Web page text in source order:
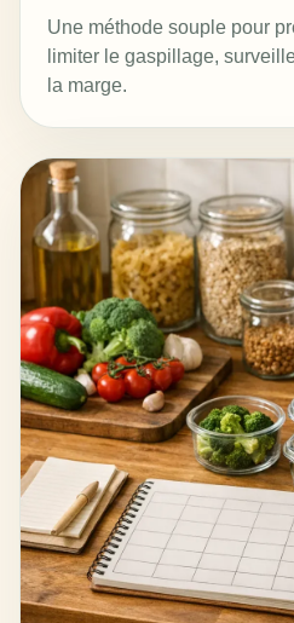
Une méthode souple pour
limiter le gaspillage,
la marge.